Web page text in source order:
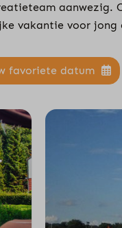
vakantie voor jong
favoriete datum